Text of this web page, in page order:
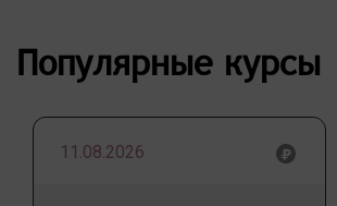
Популярные курсы
11.08.2026